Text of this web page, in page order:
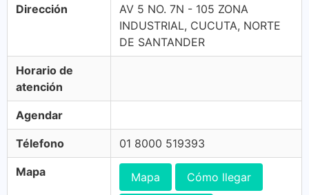
Dirección
AV 5 NO. 7N - 105 ZONA
INDUSTRIAL, CUCUTA, NORTE
DE SANTANDER
Horario de
atención
Agendar
Télefono 01 8000 519393
Mapa Mapa Cómo llegar